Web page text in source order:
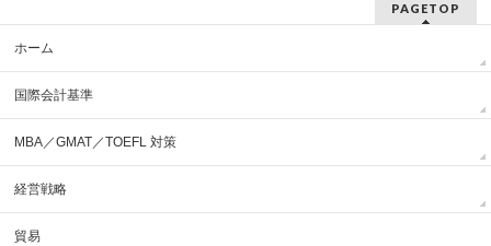
PAGETOP
ホーム
国際会計基準
MBA／GMAT／TOEFL 対策
経営戦略
貿易